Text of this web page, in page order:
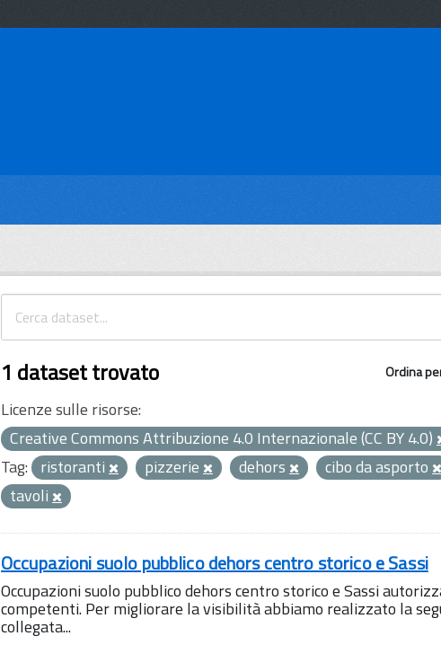
Ordina
1 dataset trovato
Licenze sulle risorse:
Creative Commons Attribuzione 4.0 Internazionale (CC BY 4.0)
Tag: ristoranti pizzerie dehors cibo da asporto
tavoli
Occupazioni suolo pubblico dehors centro storico e Sassi
Occupazioni suolo pubblico dehors centro storico e Sassi
competenti. Per migliorare la visibilità abbiamo realizzato la
collegata...